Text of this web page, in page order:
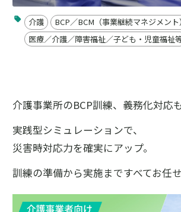
介護
BCP／BCM（事業継続マネジメント）
医療／介護／障害福祉／子ども・児童福祉
介護事業所のBCP訓練、義務化対応
実践型シミュレーションで、
災害時対応力を確実にアップ。
訓練の準備から実施まですべてお任